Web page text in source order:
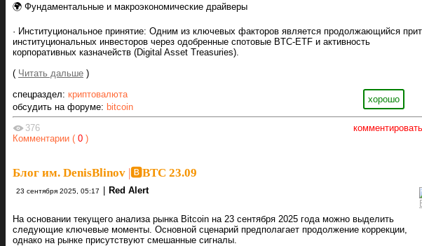
🌍 Фундаментальные и макроэкономические драйверы
· Институциональное принятие: Одним из ключевых факторов является продолжающийся
институциональных инвесторов через одобренные спотовые BTC-ETF и активность
корпоративных казначейств (Digital Asset Treasuries).
( Читать дальше )
хорошо
спецраздел: криптовалюта
обсудить на форуме: bitcoin
комментировать
376
Комментарии ( 0 )
Блог им. DenisBlinov |🅱️BTC 23.09
23 сентября 2025, 05:17 Red Alert
На основании текущего анализа рынка Bitcoin на 23 сентября 2025 года можно выделить
следующие ключевые моменты. Основной сценарий предполагает продолжение коррекции,
однако на рынке присутствуют смешанные сигналы.